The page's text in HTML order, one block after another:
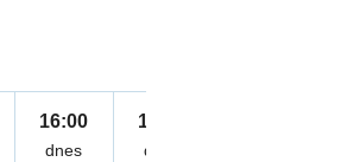
16:00
dnes
17:00
dnes